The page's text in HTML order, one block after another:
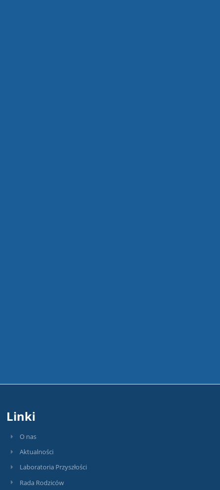
Linki
O nas
Aktualności
Laboratoria Przyszłości
Rada Rodziców